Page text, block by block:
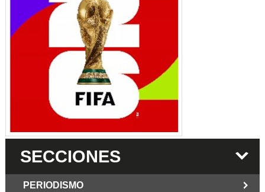
SECCIONES
PERIODISMO